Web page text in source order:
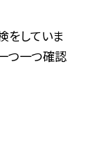
をしていま
つ一つ確認